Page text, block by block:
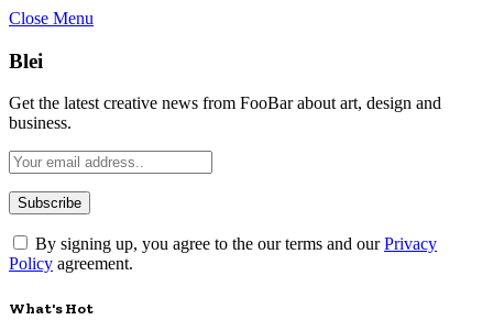
Close Menu
Blei
Get the latest creative news from FooBar about art, design and
business.
By signing up, you agree to the our terms and ourPrivacy
Policy agreement.
What's Hot